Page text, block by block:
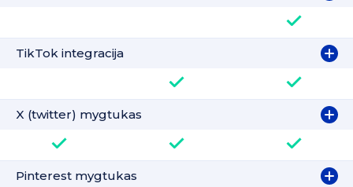
TikTok integracija
X (twitter) mygtukas
Pinterest mygtukas